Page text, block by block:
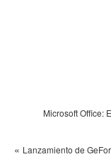
Microsoft Office:
« Lanzamiento de